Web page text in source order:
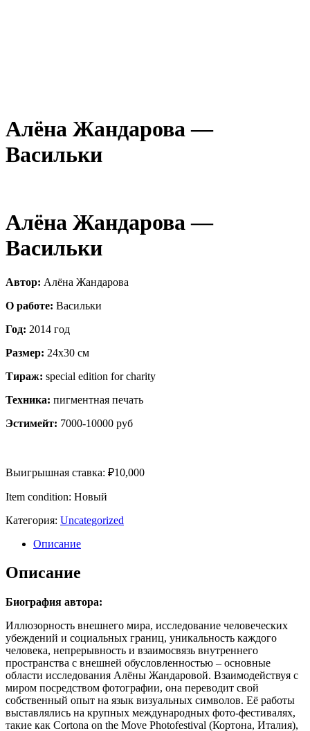
Алёна Жандарова —
Васильки
Алёна Жандарова —
Васильки
Автор: Алёна Жандарова
О работе: Васильки
Год: 2014 год
Размер: 24х30 см
Тираж: special edition for charity
Техника: пигментная печать
Эстимейт: 7000-10000 руб
Выигрышная ставка: ₽10,000
Item condition: Новый
Категория: Uncategorized
Описание
Описание
Биография автора:
Иллюзорность внешнего мира, исследование человеческих
убеждений и социальных границ, уникальность каждого
человека, непрерывность и взаимосвязь внутреннего
пространства с внешней обусловленностью – основные
области исследования Алёны Жандаровой. Взаимодействуя с
миром посредством фотографии, она переводит свой
собственный опыт на язык визуальных символов. Её работы
выставлялись на крупных международных фото-фестивалях,
такие как Cortona on the Move Photofestival (Кортона, Италия),